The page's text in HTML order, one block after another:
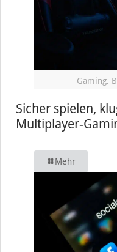
Gaming,
Sicher spielen,
Multiplayer-
Mehr